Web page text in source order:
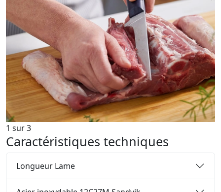
1 sur3
Caractéristiques techniques
Longueur Lame